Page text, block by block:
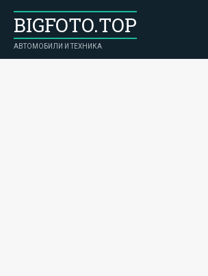
BIGFOTO.TOP
АВТОМОБИЛИ И ТЕХНИКА